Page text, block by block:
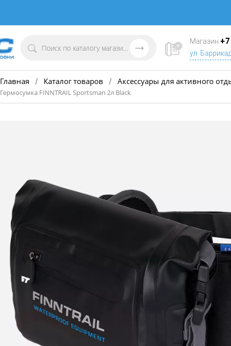
Магазин
ул.
Главная / Каталог товаров / Аксессуары для активного
Гермосумка FINNTRAIL Sportsman 2л Black